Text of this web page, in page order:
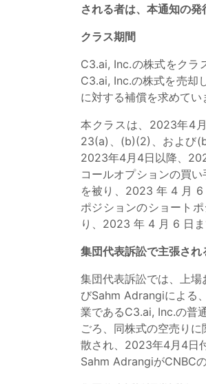
される者は、本通知の
クラス期間
C3.ai, Inc.の株式をクラ
C3.ai, Inc.の株式を売却
に対する補償を求めてい
本クラスは、2023年4
23(a)、(b)(2)、および
2023年4月4日以降、
コールオプションの買
を被り、2023 年 4 月 6
ポジションのショート
り、2023 年 4 月 6 日
集団代表訴訟で主張され
集団代表訴訟では、上
びSahm Adrangiによる
業であるC3.ai, Inc.の普
ごろ、同株式の空売り
散され、2023年4月4日
Sahm AdrangiがCNBC